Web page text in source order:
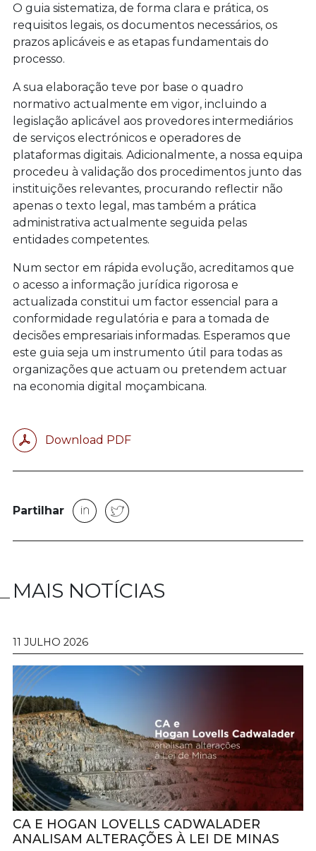
O guia sistematiza, de forma clara e prática, os
requisitos legais, os documentos necessários, os
prazos aplicáveis e as etapas fundamentais do
processo.
A sua elaboração teve por base o quadro
normativo actualmente em vigor, incluindo a
legislação aplicável aos provedores intermediários
de serviços electrónicos e operadores de
plataformas digitais. Adicionalmente, a nossa equipa
procedeu à validação dos procedimentos junto das
instituições relevantes, procurando reflectir não
apenas o texto legal, mas também a prática
administrativa actualmente seguida pelas
entidades competentes.
Num sector em rápida evolução, acreditamos que
o acesso a informação jurídica rigorosa e
actualizada constitui um factor essencial para a
conformidade regulatória e para a tomada de
decisões empresariais informadas. Esperamos que
este guia seja um instrumento útil para todas as
organizações que actuam ou pretendem actuar
na economia digital moçambicana.
Download PDF
Partilhar
MAIS NOTÍCIAS
11 JULHO 2026
CA E HOGAN LOVELLS CADWALADER
ANALISAM ALTERAÇÕES À LEI DE MINAS